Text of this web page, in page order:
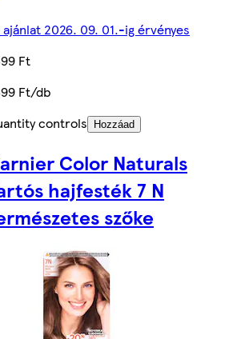
ajánlat 2026. 09. 01.-ig érvényes
Ft
Ft/db
controls
Hozzáad
Color Naturals
hajfesték 7 N
szőke